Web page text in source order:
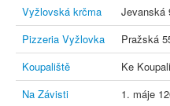
Vyžlovská krčma
Jevanská
Pizzeria Vyžlovka
Pražská
Koupaliště
Ke
Na Závisti
1. máje